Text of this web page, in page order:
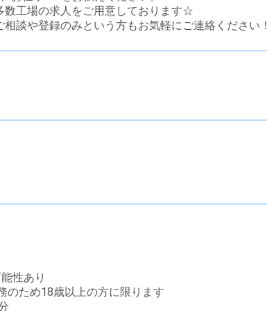
工場の求人をご用意しております☆
談や登録のみという方もお気軽にご連絡ください！
性あり
のため18歳以上の方に限ります